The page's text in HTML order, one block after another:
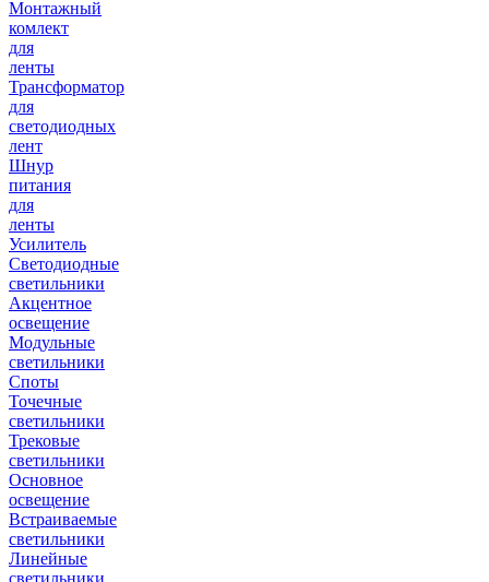
Монтажный
комлект
для
ленты
Трансформатор
для
светодиодных
лент
Шнур
питания
для
ленты
Усилитель
Светодиодные
светильники
Акцентное
освещение
Модульные
светильники
Споты
Точечные
светильники
Трековые
светильники
Основное
освещение
Встраиваемые
светильники
Линейные
светильники